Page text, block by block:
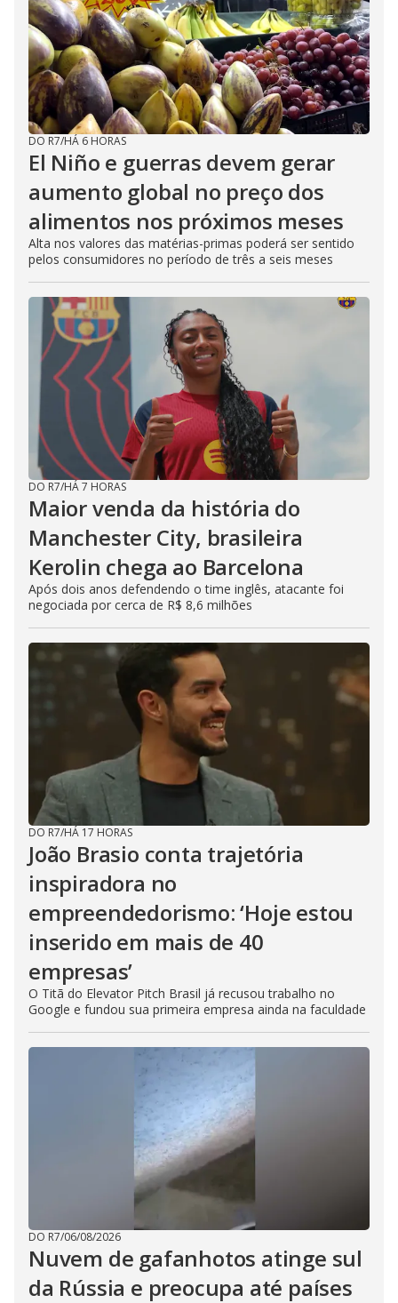
DO R7/HÁ 6 HORAS
El Niño e guerras devem gerar
aumento global no preço dos
alimentos nos próximos meses
Alta nos valores das matérias-primas poderá ser sentido
pelos consumidores no período de três a seis meses
DO R7/HÁ 7 HORAS
Maior venda da história do
Manchester City, brasileira
Kerolin chega ao Barcelona
Após dois anos defendendo o time inglês, atacante foi
negociada por cerca de R$ 8,6 milhões
DO R7/HÁ 17 HORAS
João Brasio conta trajetória
inspiradora no
empreendedorismo: ‘Hoje estou
inserido em mais de 40
empresas’
O Titã do Elevator Pitch Brasil já recusou trabalho no
Google e fundou sua primeira empresa ainda na faculdade
DO R7/06/08/2026
Nuvem de gafanhotos atinge sul
da Rússia e preocupa até países